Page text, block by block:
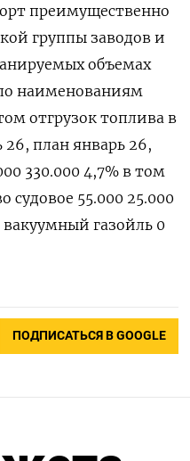
преимущественно
группы заводов и
объемах
наименованиям
отгрузок топлива ‍в
план январь 26,
330.000 4,7% в том
судовое 55.000 25.000
газойль 0
ПОДПИСАТЬСЯ В GOOGLE